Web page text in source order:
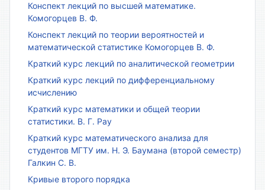
Конспект лекций по высшей математике.
Комогорцев В. Ф.
Конспект лекций по теории вероятностей и
математической статистике Комогорцев В. Ф.
Краткий курс лекций по аналитической геометрии
Краткий курс лекций по дифференциальному
исчислению
Краткий курс математики и общей теории
статистики. В. Г. Рау
Краткий курс математического анализа для
студентов МГТУ им. Н. Э. Баумана (второй семестр)
Галкин С. В.
Кривые второго порядка